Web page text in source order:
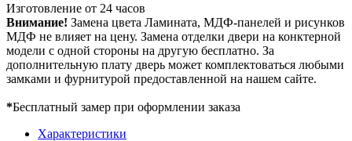
Изготовление от 24 часов
Внимание! Замена цвета Ламината, МДФ-панелей и рисунков
МДФ не влияет на цену. Замена отделки двери на конктерной
модели с одной стороны на другую бесплатно. За
дополнительную плату дверь может комплектоваться любыми
замками и фурнитурой предоставленной на нашем сайте.
*Бесплатный замер при оформлении заказа
Характеристики